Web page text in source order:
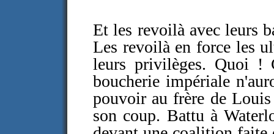
Et les revoilà avec leurs
Les revoilà en force les
leurs privilèges. Quoi !
boucherie impériale
pouvoir au frère de
son coup. Battu à